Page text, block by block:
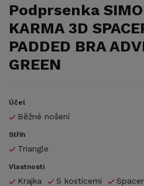
Podprsenka
KARMA 3D
PADDED BRA
GREEN
Účel
Běžné nošení
Střih
Triangle
Vlastnosti
Krajka S kosticemi Spacer